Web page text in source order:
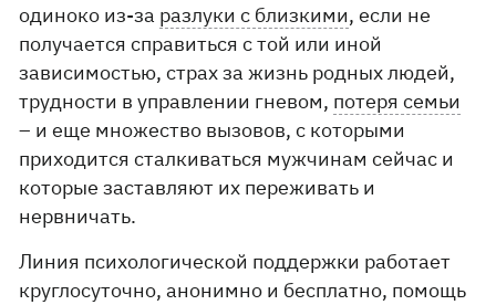
одиноко из-за разлуки с близкими, если не
получается справиться с той или иной
зависимостью, страх за жизнь родных людей,
трудности в управлении гневом, потеря семьи
– и еще множество вызовов, с которыми
приходится сталкиваться мужчинам сейчас и
которые заставляют их переживать и
нервничать.
Линия психологической поддержки работает
круглосуточно, анонимно и бесплатно, помощь